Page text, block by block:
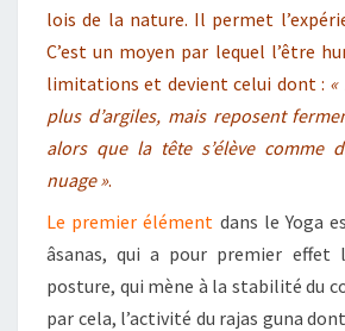
lois de la nature. Il permet
C’est un moyen par lequel l’être
limitations et devient celui dont : «
plus d’argiles, mais reposent
alors que la tête s’élève comme
nuage ».
Le premier élément dans le Yoga
âsanas, qui a pour premier effet
posture, qui mène à la stabilité du
par cela, l’activité du rajas guna